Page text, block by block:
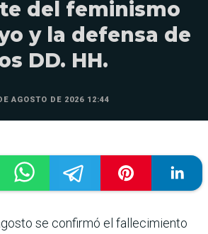
del feminismo
y la defensa de
DD. HH.
AGOSTO DE 2026 12:44
se confirmó el fallecimiento